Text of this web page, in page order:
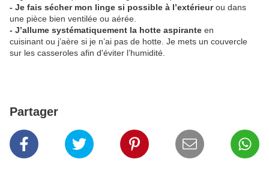
- Je fais sécher mon linge si possible à l’extérieurou dans
une pièce bien ventilée ou aérée.
- J’allume systématiquement la hotte aspirante en
cuisinant ou j’aère si je n’ai pas de hotte. Je mets un couvercle
sur les casseroles afin d'éviter l’humidité.
Partager